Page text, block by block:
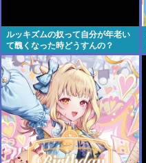
ルッキズムの奴って自分が年老い
て醜くなった時どうすんの？